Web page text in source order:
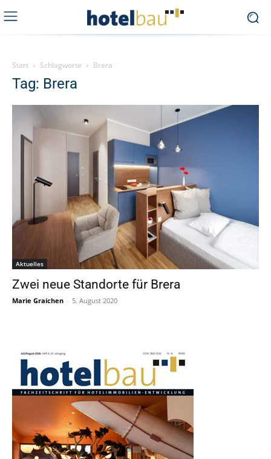
Start Schlagworte Brera
Tag: Brera
Aktuelles
Zwei neue Standorte für Brera
Marie Graichen - 5. August 2020